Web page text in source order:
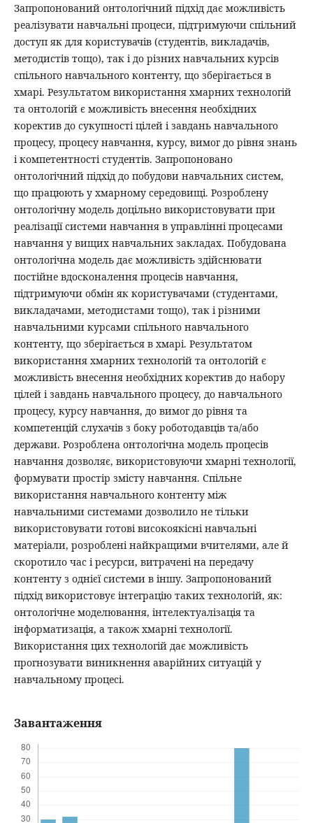
Запропонований онтологічний підхід дає можливість
реалізувати навчальні процеси, підтримуючи спільний
доступ як для користувачів (студентів, викладачів,
методистів тощо), так і до різних навчальних курсів
спільного навчального контенту, що зберігається в
хмарі. Результатом використання хмарних технологій
та онтологій є можливість внесення необхідних
коректив до сукупності цілей і завдань навчального
процесу, процесу навчання, курсу, вимог до рівня знань
і компетентності студентів. Запропоновано
онтологічний підхід до побудови навчальних систем,
що працюють у хмарному середовищі. Розроблену
онтологічну модель доцільно використовувати при
реалізації системи навчання в управлінні процесами
навчання у вищих навчальних закладах. Побудована
онтологічна модель дає можливість здійснювати
постійне вдосконалення процесів навчання,
підтримуючи обмін як користувачами (студентами,
викладачами, методистами тощо), так і різними
навчальними курсами спільного навчального
контенту, що зберігається в хмарі. Результатом
використання хмарних технологій та онтологій є
можливість внесення необхідних коректив до набору
цілей і завдань навчального процесу, до навчального
процесу, курсу навчання, до вимог до рівня та
компетенцій слухачів з боку роботодавців та/або
держави. Розроблена онтологічна модель процесів
навчання дозволяє, використовуючи хмарні технології,
формувати простір змісту навчання. Спільне
використання навчального контенту між
навчальними системами дозволило не тільки
використовувати готові високоякісні навчальні
матеріали, розроблені найкращими вчителями, але й
скоротило час і ресурси, витрачені на передачу
контенту з однієї системи в іншу. Запропонований
підхід використовує інтеграцію таких технологій, як:
онтологічне моделювання, інтелектуалізація та
інформатизація, а також хмарні технології.
Використання цих технологій дає можливість
прогнозувати виникнення аварійних ситуацій у
навчальному процесі.
Завантаження